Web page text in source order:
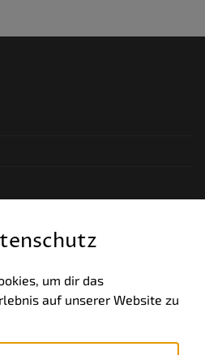
um dir das
auf unserer Website zu